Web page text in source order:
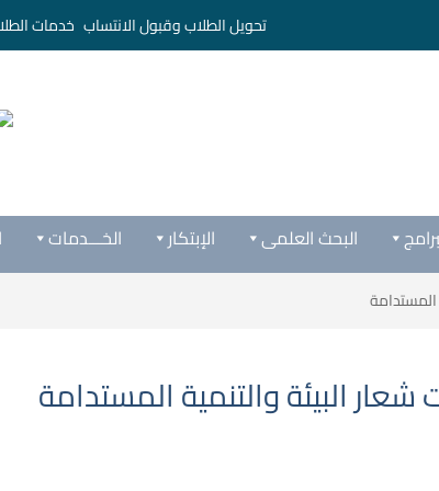
تحويل الطلاب وقبول الانتساب خدمات
الخـــدمات الإبتكار البحث العلمى
المستدامة
شعار البيئة والتنمية المستدامة